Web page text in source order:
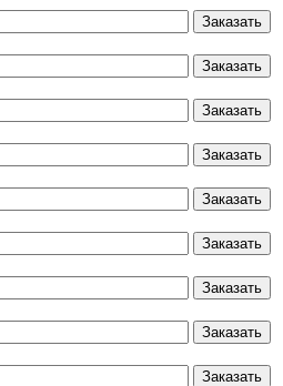
Заказать
Заказать
Заказать
Заказать
Заказать
Заказать
Заказать
Заказать
Заказать